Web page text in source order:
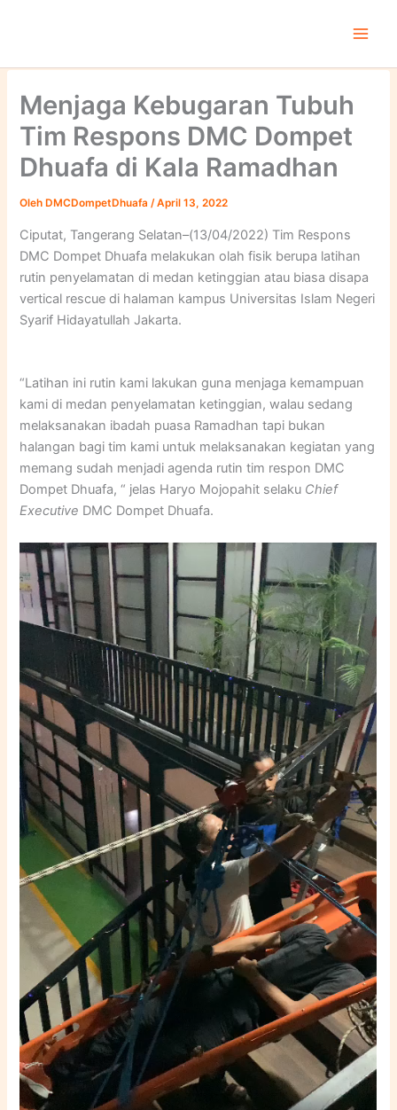
Menjaga Kebugaran Tubuh
Tim Respons DMC Dompet
Dhuafa di Kala Ramadhan
Oleh DMCDompetDhuafa/April 13, 2022
Ciputat, Tangerang Selatan–(13/04/2022) Tim Respons
DMC Dompet Dhuafa melakukan olah fisik berupa latihan
rutin penyelamatan di medan ketinggian atau biasa disapa
vertical rescue di halaman kampus Universitas Islam Negeri
Syarif Hidayatullah Jakarta.
“Latihan ini rutin kami lakukan guna menjaga kemampuan
kami di medan penyelamatan ketinggian, walau sedang
melaksanakan ibadah puasa Ramadhan tapi bukan
halangan bagi tim kami untuk melaksanakan kegiatan yang
memang sudah menjadi agenda rutin tim respon DMC
Dompet Dhuafa, “ jelas Haryo Mojopahit selaku Chief
Executive DMC Dompet Dhuafa.